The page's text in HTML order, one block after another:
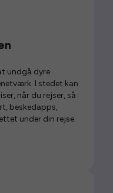
undgå dyre
I stedet kan
når du rejser, så
beskedapps,
under din rejse.